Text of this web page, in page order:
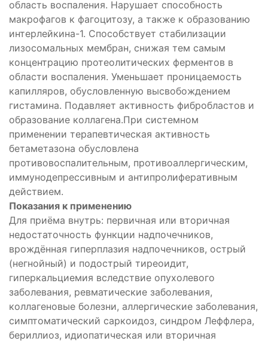
область воспаления. Нарушает способность
макрофагов к фагоцитозу, а также к образованию
интерлейкина-1. Способствует стабилизации
лизосомальных мембран, снижая тем самым
концентрацию протеолитических ферментов в
области воспаления. Уменьшает проницаемость
капилляров, обусловленную высвобождением
гистамина. Подавляет активность фибробластов и
образование коллагена.При системном
применении терапевтическая активность
бетаметазона обусловлена
противовоспалительным, противоаллергическим,
иммунодепрессивным и антипролиферативным
действием.
Показания к применению
Для приёма внутрь: первичная или вторичная
недостаточность функции надпочечников,
врождённая гиперплазия надпочечников, острый
(негнойный) и подострый тиреоидит,
гиперкальциемия вследствие опухолевого
заболевания, ревматические заболевания,
коллагеновые болезни, аллергические заболевания,
симптоматический саркоидоз, синдром Леффлера,
бериллиоз, идиопатическая или вторичная